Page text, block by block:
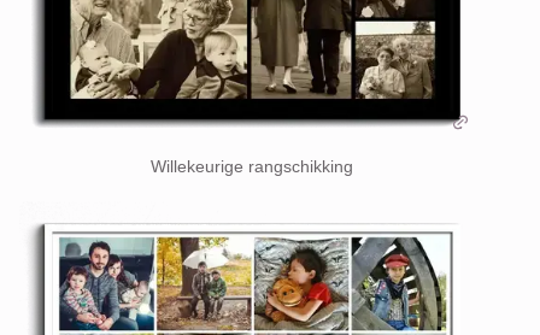
Willekeurige rangschikking